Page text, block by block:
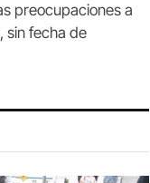
preocupaciones a
sin fecha de